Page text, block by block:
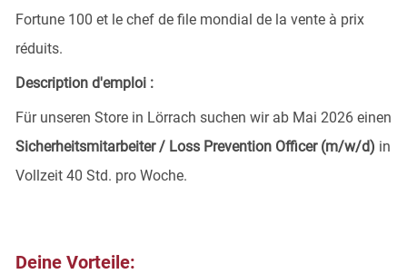
Fortune 100 et le chef de file mondial de la vente à prix
réduits.
Description d'emploi :
Für unseren Store in Lörrach suchen wir ab Mai 2026 einen
Sicherheitsmitarbeiter / Loss Prevention Officer (m/w/d) in
Vollzeit 40 Std. pro Woche.
Deine Vorteile: